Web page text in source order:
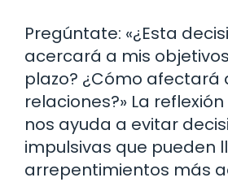
Pregúntate: «¿Esta
acercará a mis
plazo? ¿Cómo afectará
relaciones?» La
nos ayuda a evitar
impulsivas que pueden
arrepentimientos más